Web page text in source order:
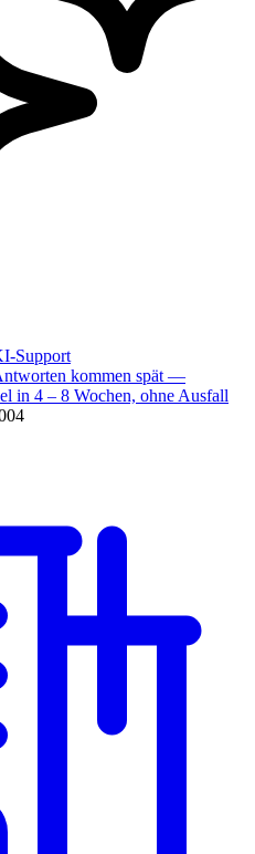
Support
kommen spät —
in 4 – 8 Wochen, ohne Ausfall